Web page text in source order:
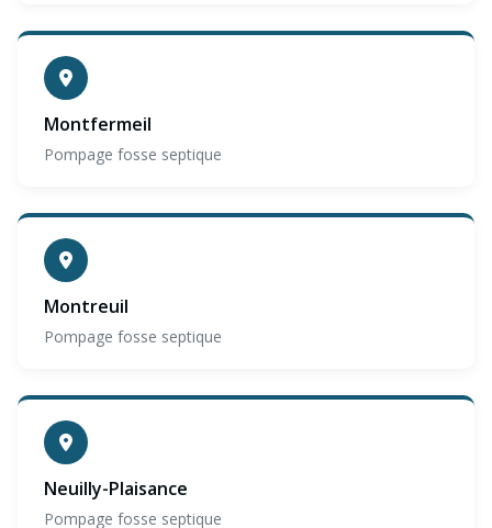
Montfermeil
Pompage fosse septique
Montreuil
Pompage fosse septique
Neuilly-Plaisance
Pompage fosse septique